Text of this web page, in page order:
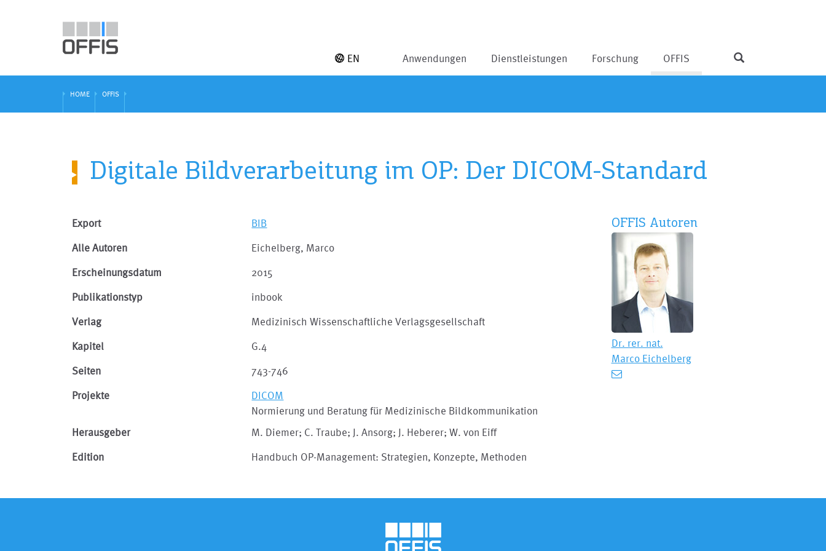
Anwendungen Dienstleistungen Forschung OFFIS
EN
HOME OFFIS
Digitale Bildverarbeitung im OP: Der DICOM-Standard
Export BIB
Alle Autoren Eichelberg, Marco
Erscheinungsdatum 2015
Publikationstyp inbook
Verlag Medizinisch Wissenschaftliche Verlagsgesellschaft
Kapitel G.4
Seiten 743-746
Projekte
DICOM
Normierung und Beratung für Medizinische Bildkommunikation
Herausgeber
M. Diemer; C. Traube; J. Ansorg; J. Heberer; W. von Eiff
Edition Handbuch OP-Management: Strategien, Konzepte, Methoden
OFFIS Autoren
Dr. rer. nat.
Marco Eichelberg